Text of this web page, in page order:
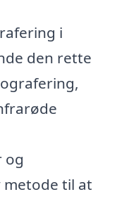
i
den rette
og
metode til at